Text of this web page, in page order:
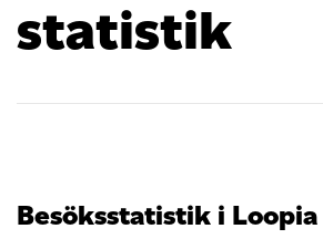
statistik
Besöksstatistik i